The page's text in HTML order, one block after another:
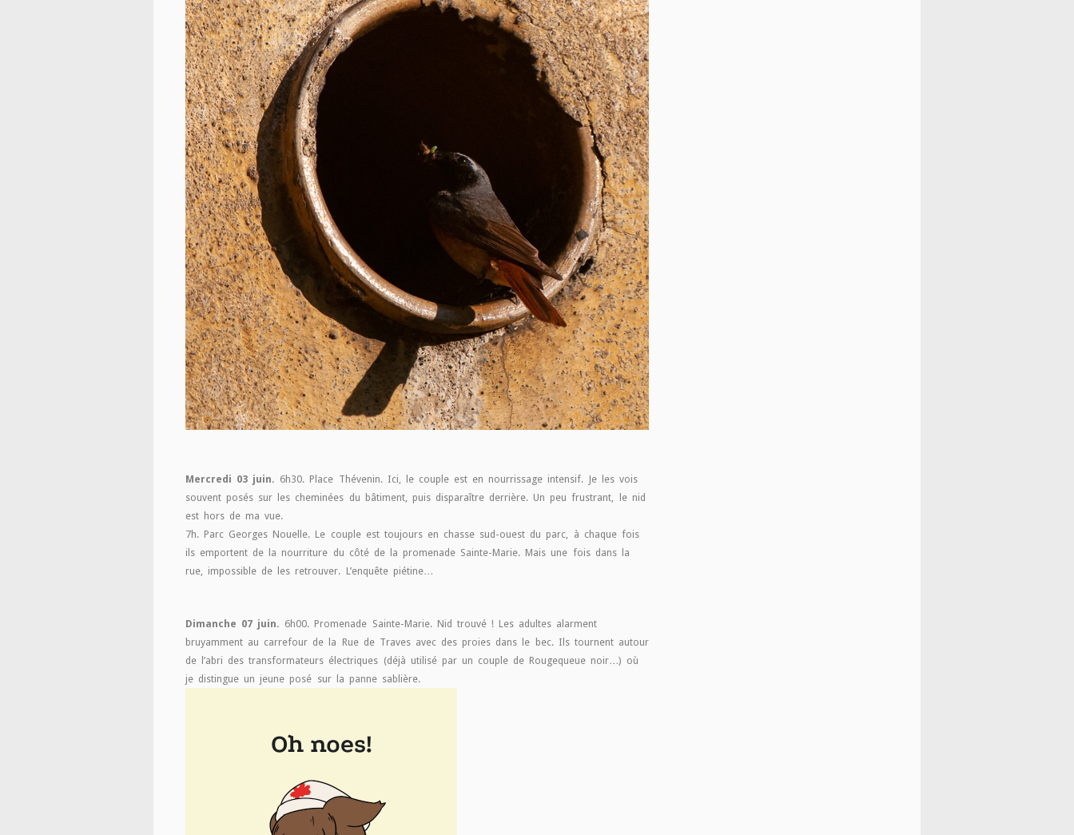
Mercredi 03 juin. 6h30. Place Thévenin. Ici, le couple est en nourrissage intensif. Je les vois
souvent posés sur les cheminées du bâtiment, puis disparaître derrière. Un peu frustrant, le nid
est hors de ma vue.
7h. Parc Georges Nouelle. Le couple est toujours en chasse sud-ouest du parc, à chaque fois
ils emportent de la nourriture du côté de la promenade Sainte-Marie. Mais une fois dans la
rue, impossible de les retrouver. L’enquête piétine…
Dimanche 07 juin. 6h00. Promenade Sainte-Marie. Nid trouvé ! Les adultes alarment
bruyamment au carrefour de la Rue de Traves avec des proies dans le bec. Ils tournent autour
de l’abri des transformateurs électriques (déjà utilisé par un couple de Rougequeue noir…) où
je distingue un jeune posé sur la panne sablière.